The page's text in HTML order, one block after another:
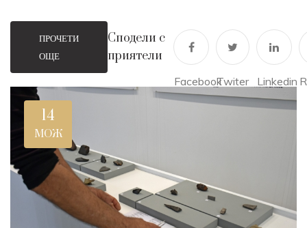
ПРОЧЕТИ
ОЩЕ
Сподели с
приятели
FacebookTwiter Linkedin
14
МОЖ